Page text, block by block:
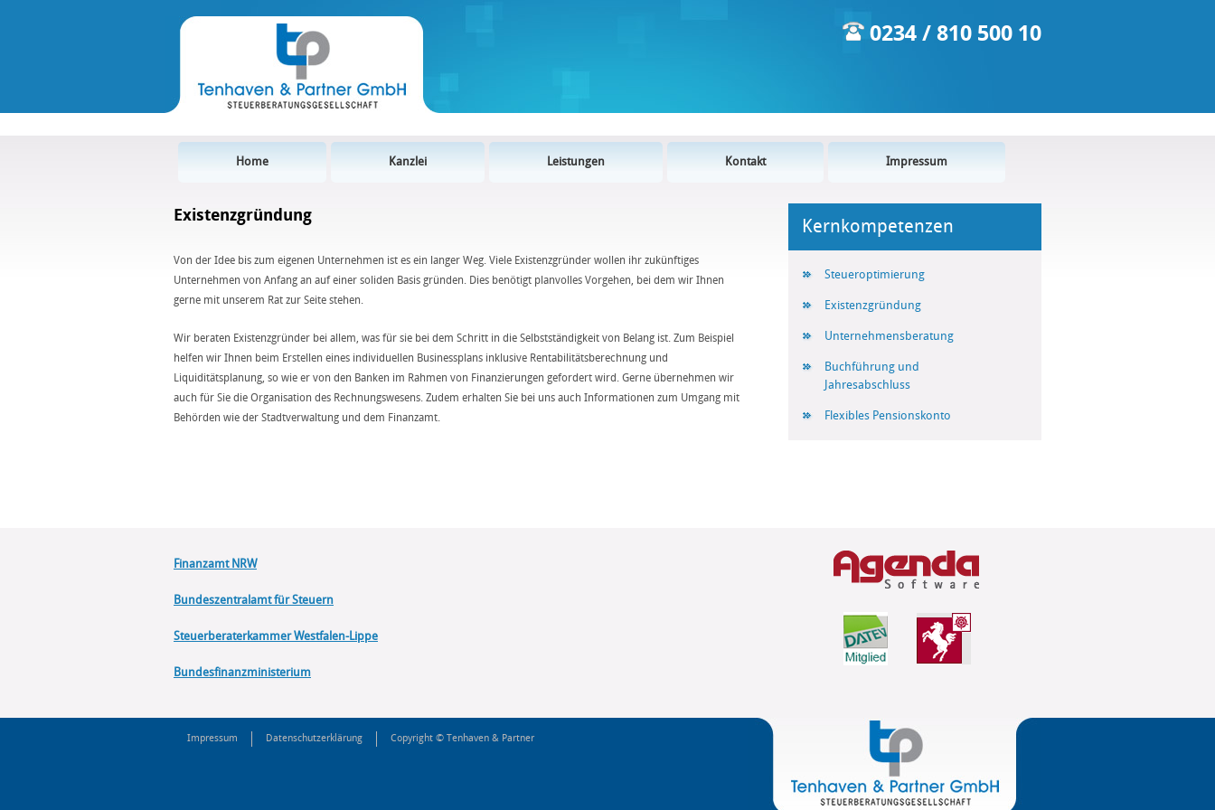
0234 / 810 500 10
Home Kanzlei Leistungen Kontakt Impressum
Existenzgründung
Von der Idee bis zum eigenen Unternehmen ist es ein langer Weg. Viele Existenzgründer wollen ihr zukünftiges
Unternehmen von Anfang an auf einer soliden Basis gründen. Dies benötigt planvolles Vorgehen, bei dem wir Ihnen
gerne mit unserem Rat zur Seite stehen.
Wir beraten Existenzgründer bei allem, was für sie bei dem Schritt in die Selbstständigkeit von Belang ist. Zum Beispiel
helfen wir Ihnen beim Erstellen eines individuellen Businessplans inklusive Rentabilitätsberechnung und
Liquiditätsplanung, so wie er von den Banken im Rahmen von Finanzierungen gefordert wird. Gerne übernehmen wir
auch für Sie die Organisation des Rechnungswesens. Zudem erhalten Sie bei uns auch Informationen zum Umgang mit
Behörden wie der Stadtverwaltung und dem Finanzamt.
Kernkompetenzen
Steueroptimierung
Existenzgründung
Unternehmensberatung
Buchführung und
Jahresabschluss
Flexibles Pensionskonto
Finanzamt NRW
Bundeszentralamt für Steuern
Steuerberaterkammer Westfalen-Lippe
Bundesfinanzministerium
Impressum Datenschutzerklärung Copyright © Tenhaven & Partner